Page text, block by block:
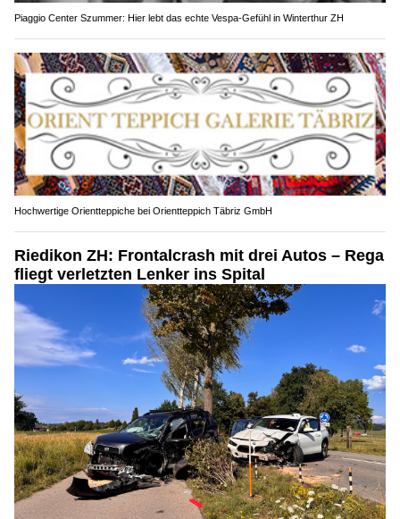
Piaggio Center Szummer: Hier lebt das echte Vespa-Gefühl in Winterthur ZH
Hochwertige Orientteppiche bei Orientteppich Täbriz GmbH
Riedikon ZH: Frontalcrash mit drei Autos – Rega
fliegt verletzten Lenker ins Spital